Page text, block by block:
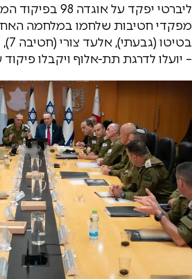
ליברטי יפקד על
מפקדי חטיבות שלחמו במלחמה
– יועלו לדרגת תת-אלוף ויקבלו